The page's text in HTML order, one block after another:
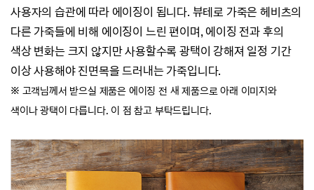
사용자의 습관에 따라 에이징이 됩니다. 뷰테로 가죽은 헤비츠의
다른 가죽들에 비해 에이징이 느린 편이며, 에이징 전과 후의
색상 변화는 크지 않지만사용할수록 광택이 강해져 일정 기간
이상 사용해야 진면목을 드러내는 가죽입니다.
※ 고객님께서 받으실 제품은 에이징 전 새 제품으로 아래 이미지와
색이나 광택이 다릅니다. 이 점 참고 부탁드립니다.